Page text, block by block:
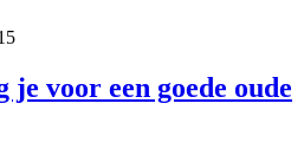
je voor een goede oude